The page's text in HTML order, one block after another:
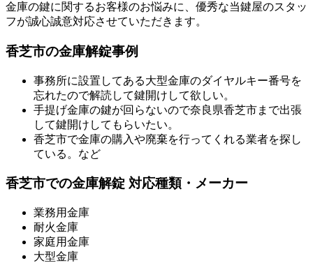
金庫の鍵に関するお客様のお悩みに、優秀な当鍵屋のスタッ
フが誠心誠意対応させていただきます。
香芝市の金庫解錠事例
事務所に設置してある大型金庫のダイヤルキー番号を
忘れたので解読して鍵開けして欲しい。
手提げ金庫の鍵が回らないので奈良県香芝市まで出張
して鍵開けしてもらいたい。
香芝市で金庫の購入や廃棄を行ってくれる業者を探し
ている。など
香芝市での金庫解錠 対応種類・メーカー
業務用金庫
耐火金庫
家庭用金庫
大型金庫